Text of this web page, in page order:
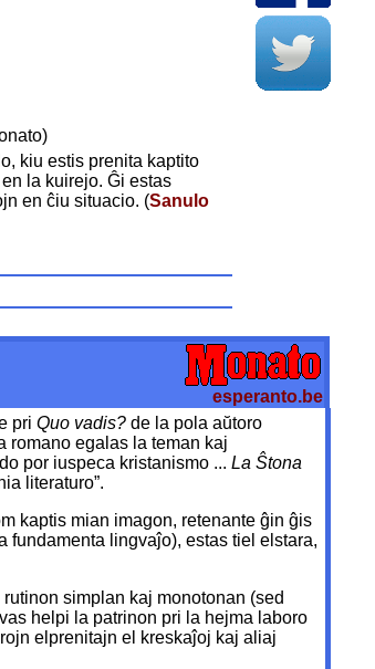
kiu estis prenita kaptito
la kuirejo. Ĝi estas
en ĉiu situacio. (Sanulo
esperanto.be
priQuo vadis? de la pola aŭtoro
romano egalas la teman kaj
por iuspeca kristanismo ...La Ŝtona
literaturo”.
kaptis mian imagon, retenante ĝin ĝis
fundamenta lingvaĵo), estas tiel elstara,
simplan kaj monotonan (sed
helpi la patrinon pri la hejma laboro
elprenitajn el kreskaĵoj kaj aliaj